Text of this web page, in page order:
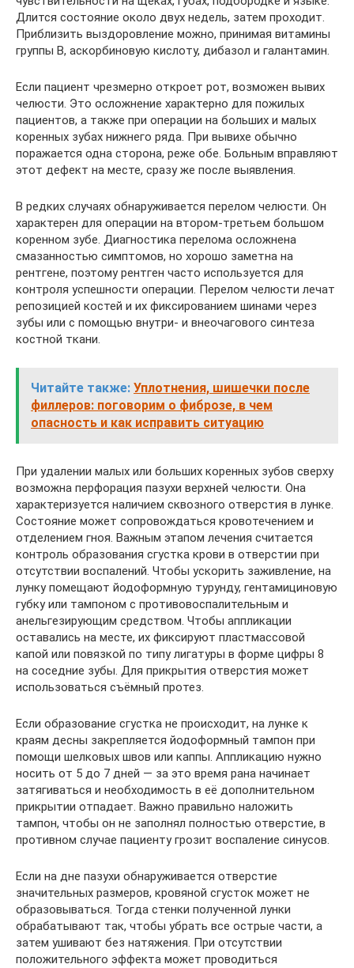
Длится состояние около двух недель, затем проходит.
Приблизить выздоровление можно, принимая витамины
группы В, аскорбиновую кислоту, дибазол и галантамин.
Если пациент чрезмерно откроет рот, возможен вывих
челюсти. Это осложнение характерно для пожилых
пациентов, а также при операции на больших и малых
коренных зубах нижнего ряда. При вывихе обычно
поражается одна сторона, реже обе. Больным вправляют
этот дефект на месте, сразу же после выявления.
В редких случаях обнаруживается перелом челюсти. Он
характерен для операции на втором-третьем большом
коренном зубе. Диагностика перелома осложнена
смазанностью симптомов, но хорошо заметна на
рентгене, поэтому рентген часто используется для
контроля успешности операции. Перелом челюсти лечат
репозицией костей и их фиксированием шинами через
зубы или с помощью внутри- и внеочагового синтеза
костной ткани.
Читайте также: Уплотнения, шишечки после
филлеров: поговорим о фиброзе, в чем
опасность и как исправить ситуацию
При удалении малых или больших коренных зубов сверху
возможна перфорация пазухи верхней челюсти. Она
характеризуется наличием сквозного отверстия в лунке.
Состояние может сопровождаться кровотечением и
отделением гноя. Важным этапом лечения считается
контроль образования сгустка крови в отверстии при
отсутствии воспалений. Чтобы ускорить заживление, на
лунку помещают йодоформную турунду, гентамициновую
губку или тампоном с противовоспалительным и
анельгезирующим средством. Чтобы аппликации
оставались на месте, их фиксируют пластмассовой
капой или повязкой по типу лигатуры в форме цифры 8
на соседние зубы. Для прикрытия отверстия может
использоваться съёмный протез.
Если образование сгустка не происходит, на лунке к
краям десны закрепляется йодоформный тампон при
помощи шелковых швов или каппы. Аппликацию нужно
носить от 5 до 7 дней — за это время рана начинает
затягиваться и необходимость в её дополнительном
прикрытии отпадает. Важно правильно наложить
тампон, чтобы он не заполнял полностью отверстие, в
противном случае пациенту грозит воспаление синусов.
Если на дне пазухи обнаруживается отверстие
значительных размеров, кровяной сгусток может не
образовываться. Тогда стенки полученной лунки
обрабатывают так, чтобы убрать все острые части, а
затем ушивают без натяжения. При отсутствии
положительного эффекта может проводиться